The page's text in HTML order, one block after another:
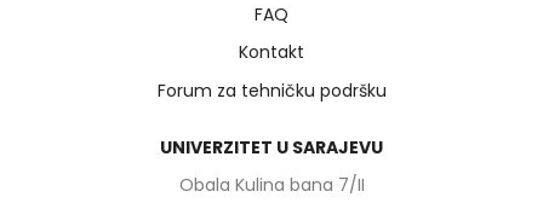
FAQ
Kontakt
Forum za tehničku podršku
UNIVERZITET U SARAJEVU
Obala Kulina bana 7/II